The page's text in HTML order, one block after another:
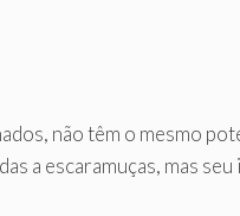
não têm o mesmo
a escaramuças, mas